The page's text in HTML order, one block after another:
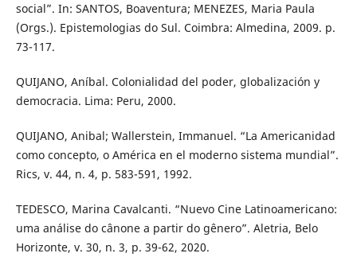
social”. In: SANTOS, Boaventura; MENEZES, Maria Paula
(Orgs.). Epistemologias do Sul. Coimbra: Almedina, 2009. p.
73-117.
QUIJANO, Aníbal. Colonialidad del poder, globalización y
democracia. Lima: Peru, 2000.
QUIJANO, Anibal; Wallerstein, Immanuel. “La Americanidad
como concepto, o América en el moderno sistema mundial”.
Rics, v. 44, n. 4, p. 583-591, 1992.
TEDESCO, Marina Cavalcanti. “Nuevo Cine Latinoamericano:
uma análise do cânone a partir do gênero”. Aletria, Belo
Horizonte, v. 30, n. 3, p. 39-62, 2020.